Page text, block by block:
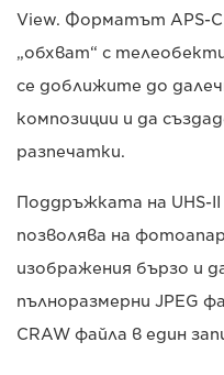
View. Форматът APS-C
„обхват“ с
се доближите до
композиции и да
разпечатки.
Поддръжката на UHS-
позволява на
изображения бързо и
пълноразмерни JPEG
CRAW файла в един